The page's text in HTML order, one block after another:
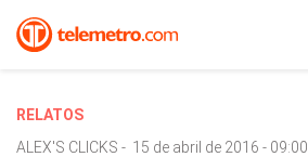
RELATOS
ALEX'S CLICKS - 15 de abril de 2016 - 09:00